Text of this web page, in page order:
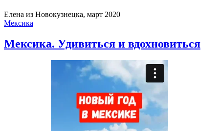
Елена из Новокузнецка, март 2020
Мексика
Мексика. Удивиться и вдохновиться